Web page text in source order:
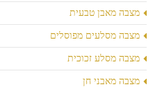
מצבה מאבן טבעית
מצבה מסלעים מפוסלים
מצבה מסלע זכוכית
מצבה מאבני חן